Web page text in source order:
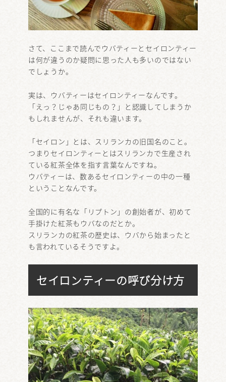
さて、ここまで読んでウバティーとセイロンティー
は何が違うのか疑問に思った人も多いのではない
でしょうか。
実は、ウバティーはセイロンティーなんです。
「えっ？じゃあ同じもの？」と認識してしまうか
もしれませんが、それも違います。
「セイロン」とは、スリランカの旧国名のこと。
つまりセイロンティーとはスリランカで生産され
ている紅茶全体を指す言葉なんですね。
ウバティーは、数あるセイロンティーの中の一種
ということなんです。
全国的に有名な「リプトン」の創始者が、初めて
手掛けた紅茶もウバなのだとか。
スリランカの紅茶の歴史は、ウバから始まったと
も言われているそうですよ。
セイロンティーの呼び分け方